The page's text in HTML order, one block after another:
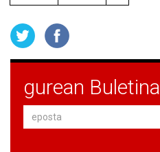
gurean Buletina